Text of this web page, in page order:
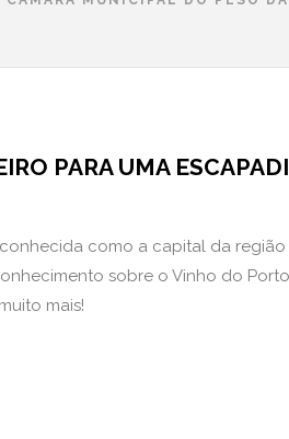
PARA UMA
como a capital da
sobre o Vinho do
mais!